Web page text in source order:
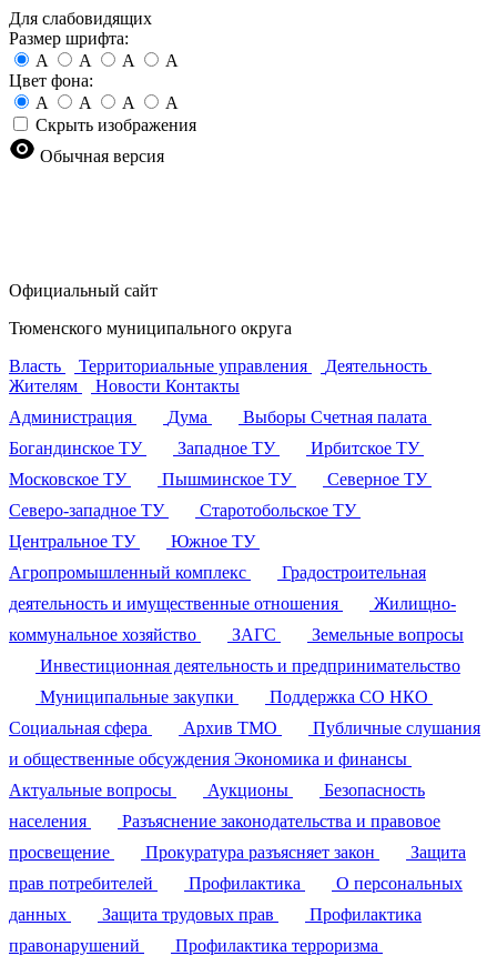
Для слабовидящих
Размер шрифта:
A
A A
A
Цвет фона:
A
A A
A
Скрыть изображения
Обычная версия
Официальный сайт
Тюменского муниципального округа
Власть
Территориальные управления
Деятельность
Жителям
Новости Контакты
Администрация
Дума Выборы Счетная палата
Богандинское ТУ
Западное ТУ
Ирбитское ТУ
Московское ТУ
Пышминское ТУ
Северное ТУ
Северо-западное ТУ
Старотобольское ТУ
Центральное ТУ
Южное ТУ
Агропромышленный комплекс
Градостроительная
деятельность и имущественные отношения
Жилищно-
коммунальное хозяйство
ЗАГС
Земельные вопросы
Инвестиционная деятельность и предпринимательство
Муниципальные закупки
Поддержка СО НКО
Социальная сфера
Архив ТМО
Публичные слушания
и общественные обсуждения Экономика и финансы
Актуальные вопросы
Аукционы
Безопасность
населения
Разъяснение законодательства и правовое
просвещение
Прокуратура разъясняет закон
Защита
прав потребителей
Профилактика
О персональных
данных
Защита трудовых прав
Профилактика
правонарушений
Профилактика терроризма